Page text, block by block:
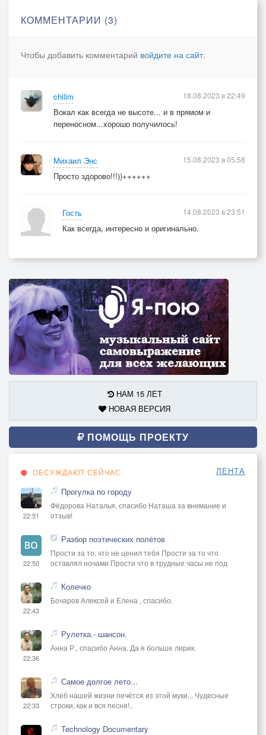
КОММЕНТАРИИ (3)
Чтобы добавить комментарий войдите на сайт.
chilim
Вокал как всегда не высоте... и в прямом и
переносном...хорошо получилось!
18.08.2023 в 22:49
Михаил Энс
Просто здорово!!!))++++++
15.08.2023 в 05:58
Гость
Как всегда, интересно и оригинально.
14.08.2023 в 23:51
НАМ 15 ЛЕТ
НОВАЯ ВЕРСИЯ
ПОМОЩЬ ПРОЕКТУ
ОБСУЖДАЮТ СЕЙЧАС ЛЕНТА
22:51
Прогулка по городу
Фёдорова Наталья, спасибо Наташа за внимание и
отзыв!
22:50
Разбор поэтических полётов
Прости за то, что не ценил тебя Прости за то что
оставлял ночами Прости что в трудные часы не под
22:43
Колечко
Бочаров Алексей и Елена , спасибо.
22:36
Рулетка.- шансон.
Анна Р., спасибо Анна. Да я больше лирик.
22:33
Самое долгое лето...
Хлеб нашей жизни печётся из этой муки... Чудесные
строки, как и вся песня!..
Technology Documentary